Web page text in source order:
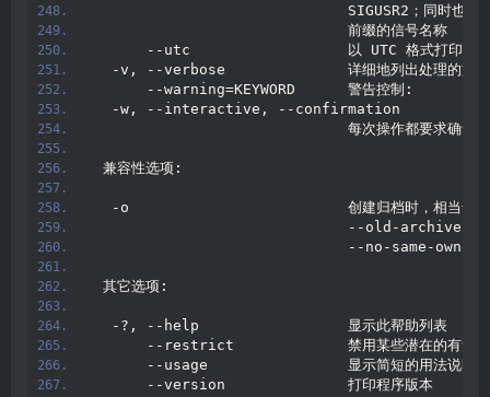
SIGUSR2；同时也接
                             前缀的信号名称
--utc                  以 UTC 格式打印文件
  -v, --verbose              详细地列出处理的文件
      --warning=KEYWORD      警告控制:
  -w, --interactive, --confirmation
                             每次操作都要求确认
兼容性选项:
  -o                         创建归档时，相当于
--old-archive；展
                             --no-same-owner
其它选项:
  -?, --help                 显示此帮助列表
--restrict             禁用某些潜在的有危险
      --usage                显示简短的用法说明
      --version              打印程序版本